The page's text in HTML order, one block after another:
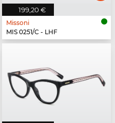
199,20 €
Missoni
MIS 0251/C - LHF